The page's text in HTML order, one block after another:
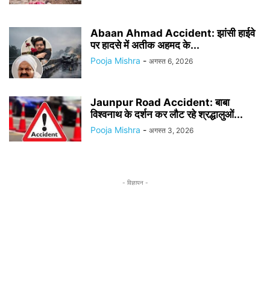
Abaan Ahmad Accident: झांसी हाईवे
पर हादसे में अतीक अहमद के...
Pooja Mishra - अगस्त 6, 2026
Jaunpur Road Accident: बाबा
विश्वनाथ के दर्शन कर लौट रहे श्रद्धालुओं...
Pooja Mishra - अगस्त 3, 2026
- विज्ञापन -